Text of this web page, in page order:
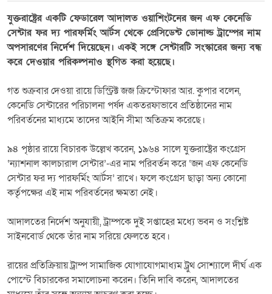
যুক্তরাষ্ট্রের একটি ফেডারেল আদালত ওয়াশিংটনের জন এফ কেনেডি
সেন্টার ফর দ্য পারফর্মিং আর্টস থেকে প্রেসিডেন্ট ডোনাল্ড ট্রাম্পের নাম
অপসারণের নির্দেশ দিয়েছেন। একই সঙ্গে সেন্টারটি সংস্কারের জন্য বন্ধ
করে দেওয়ার পরিকল্পনাও স্থগিত করা হয়েছে।
গত শুক্রবার দেওয়া রায়ে ডিস্ট্রিক্ট জজ ক্রিস্টোফার আর. কুপার বলেন,
কেনেডি সেন্টারের পরিচালনা পর্ষদ একতরফাভাবে প্রতিষ্ঠানের নাম
পরিবর্তনের মাধ্যমে তাদের আইনি সীমা অতিক্রম করেছে।
৯৪ পৃষ্ঠার রায়ে বিচারক উল্লেখ করেন, ১৯৬৪ সালে যুক্তরাষ্ট্রের কংগ্রেস
‘ন্যাশনাল কালচারাল সেন্টার’-এর নাম পরিবর্তন করে ‘জন এফ কেনেডি
সেন্টার ফর দ্য পারফর্মিং আর্টস’ রাখে। ফলে কংগ্রেস ছাড়া অন্য কোনো
কর্তৃপক্ষের এই নাম পরিবর্তনের ক্ষমতা নেই।
আদালতের নির্দেশ অনুযায়ী, ট্রাম্পকে দুই সপ্তাহের মধ্যে ভবন ও সংশ্লিষ্ট
সাইনবোর্ড থেকে তাঁর নাম সরিয়ে ফেলতে হবে।
রায়ের প্রতিক্রিয়ায় ট্রাম্প সামাজিক যোগাযোগমাধ্যম ট্রুথ সোশ্যালে দীর্ঘ এক
পোস্টে বিচারকের সমালোচনা করেন। তিনি দাবি করেন, আদালতের